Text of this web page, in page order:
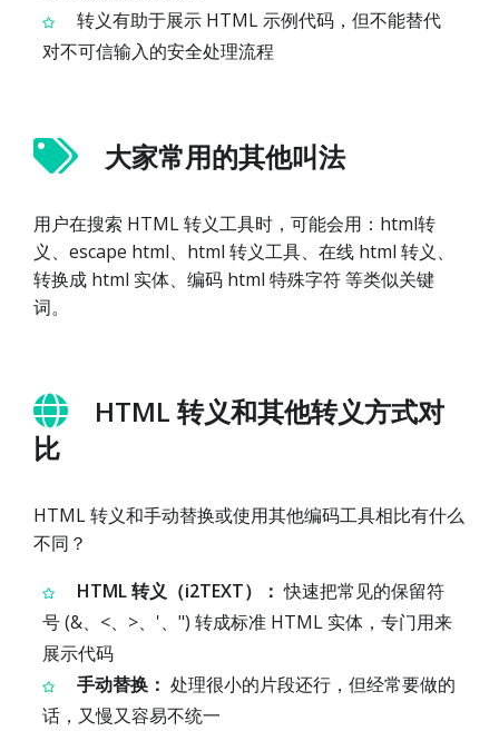
转义有助于展示 HTML 示例代码，但不能替代
对不可信输入的安全处理流程
大家常用的其他叫法
用户在搜索 HTML 转义工具时，可能会用：html转
义、escape html、html 转义工具、在线 html 转义、
转换成 html 实体、编码 html 特殊字符 等类似关键
词。
HTML 转义和其他转义方式对
比
HTML 转义和手动替换或使用其他编码工具相比有什么
不同？
HTML 转义（i2TEXT）： 快速把常见的保留符
号 (&、<、>、'、") 转成标准 HTML 实体，专门用来
展示代码
手动替换： 处理很小的片段还行，但经常要做的
话，又慢又容易不统一